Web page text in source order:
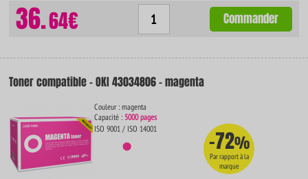
36.64€ Commander
Toner compatible - OKI 43034806 - magenta
Couleur : magenta
Capacité :5000 pages
ISO 9001 / ISO 14001
-72%
Par rapport à la
marque